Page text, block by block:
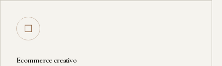
□
Ecommerce creativo